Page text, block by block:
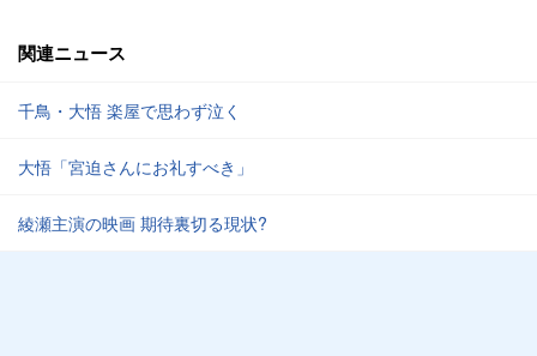
関連ニュース
千鳥・大悟 楽屋で思わず泣く
大悟「宮迫さんにお礼すべき」
綾瀬主演の映画 期待裏切る現状?